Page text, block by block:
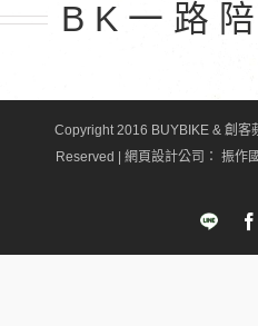
B K 一 路
Copyright 2016 BUYBIKE & 創
Reserved | 網頁設計公司 ： 振作
LINE